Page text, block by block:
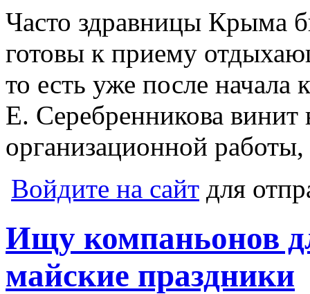
Часто здравницы Крыма
готовы к приему
то есть уже после начала
Е. Серебренникова винит
организационной
Войдите на сайт для
Ищу компаньонов
майские праздники